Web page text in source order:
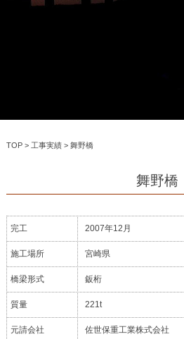
TOP> 工事実績> 舞野橋
舞野橋
完工 2007年12月
施工場所 宮崎県
橋梁形式 鈑桁
質量 221t
元請会社 佐世保重工業株式会社